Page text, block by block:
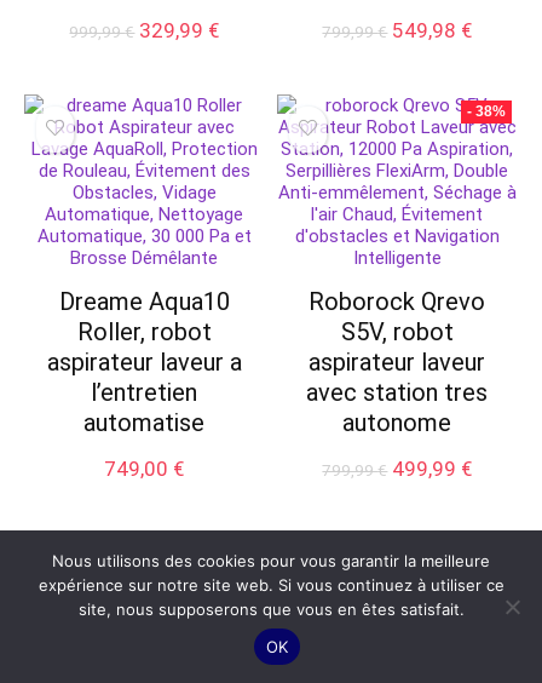
999,99€ Le
était :
999,99 €.
329,99 €Le
est :
329,99 €.
799,99€ Le
était :
799,99 €.
549,98 €Le
est :
549,98
Dreame Aqua10
Roller, robot
aspirateur laveur a
l’entretien
automatise
749,00 €
- 38%
Roborock Qrevo
S5V, robot
aspirateur laveur
avec station tres
autonome
799,99€ Le
799,99 €.
499,99 €Le
499,99
Nous utilisons des cookies pour vous garantir la meilleure
expérience sur notre site web. Si vous continuez à utiliser ce
site, nous supposerons que vous en êtes satisfait.
OK